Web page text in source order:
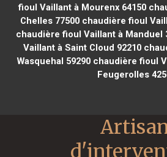
fioul Vaillant à Mourenx 64150
Chelles 77500 chaudière fioul
chaudière fioul Vaillant à Manduel
Vaillant à Saint Cloud 92210
Wasquehal 59290 chaudière fioul
Feugerolles